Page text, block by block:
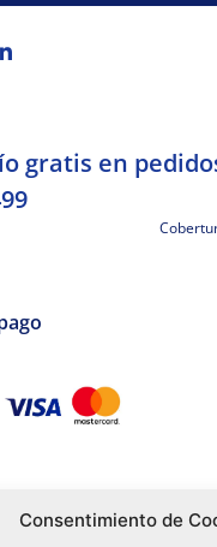
Consentimiento de
Linkedin-
gratis en